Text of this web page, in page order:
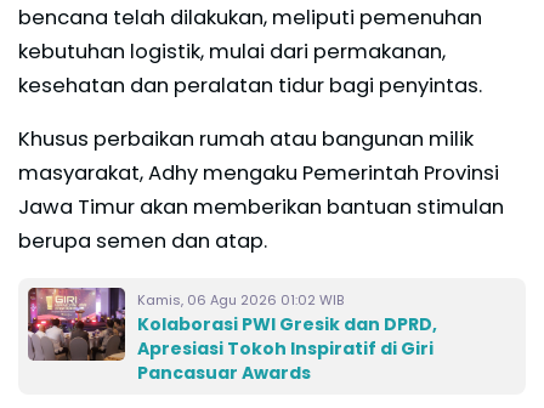
bencana telah dilakukan, meliputi pemenuhan
kebutuhan logistik, mulai dari permakanan,
kesehatan dan peralatan tidur bagi penyintas.
Khusus perbaikan rumah atau bangunan milik
masyarakat, Adhy mengaku Pemerintah Provinsi
Jawa Timur akan memberikan bantuan stimulan
berupa semen dan atap.
Kamis, 06 Agu 2026 01:02 WIB
Kolaborasi PWI Gresik dan DPRD,
Apresiasi Tokoh Inspiratif di Giri
Pancasuar Awards